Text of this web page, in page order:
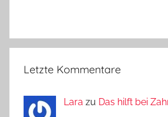
Letzte Kommentare
Lara zu Das hilft bei